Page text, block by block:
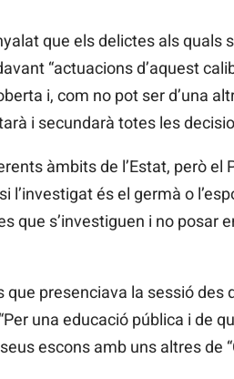
que els delictes als quals
“actuacions d’aquest
i, com no pot ser d’una
i secundarà totes les
àmbits de l’Estat, però
és el germà o
que s’investiguen i no posar
presenciava la sessió des
una educació pública i de
escons amb uns altres de